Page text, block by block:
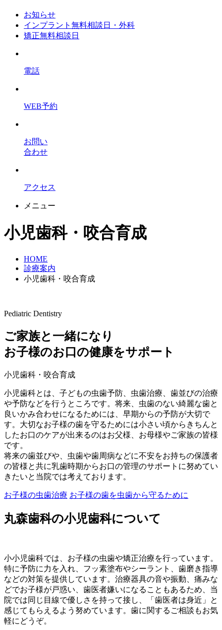
お知らせ
インプラント無料相談日・外科
矯正無料相談日
電話
WEB予約
お問い
合わせ
アクセス
メニュー
小児歯科・咬合育成
HOME
診療案内
小児歯科・咬合育成
Pediatric Dentistry
ご家族と一緒になり
お子様のお口の健康をサポート
小児歯科・咬合育成
小児歯科とは、子どもの虫歯予防、虫歯治療、歯並びの治療
や予防などを行うところです。将来、虫歯のない綺麗な歯と
良いかみ合わせになるためには、早期からの予防が大切で
す。大切なお子様の歯を守るためには小さい頃からきちんと
したお口のケアが出来るのはお父様、お母様やご家族の皆様
です。
将来の歯並びや、虫歯や歯周病などに不安をお持ちの保護者
の皆様と共に乳歯時期からお口の管理のサポートに努めてい
きたいと当院では考えております。
お子様の虫歯治療 お子様の歯を虫歯から守るために
丸森歯科の小児歯科について
小小児歯科では、お子様の虫歯や矯正治療を行っています。
特に予防に力を入れ、フッ素塗布やシーラント、歯磨き指導
などの対策を提供しています。治療器具の音や振動、痛みな
どでお子様が戸惑い、歯医者嫌いになることもあるため、当
院では同じ目線で優しさを持って接し、「歯医者は身近」と
感じてもらえるよう努めています。歯に関するご相談もお気
軽にどうぞ。